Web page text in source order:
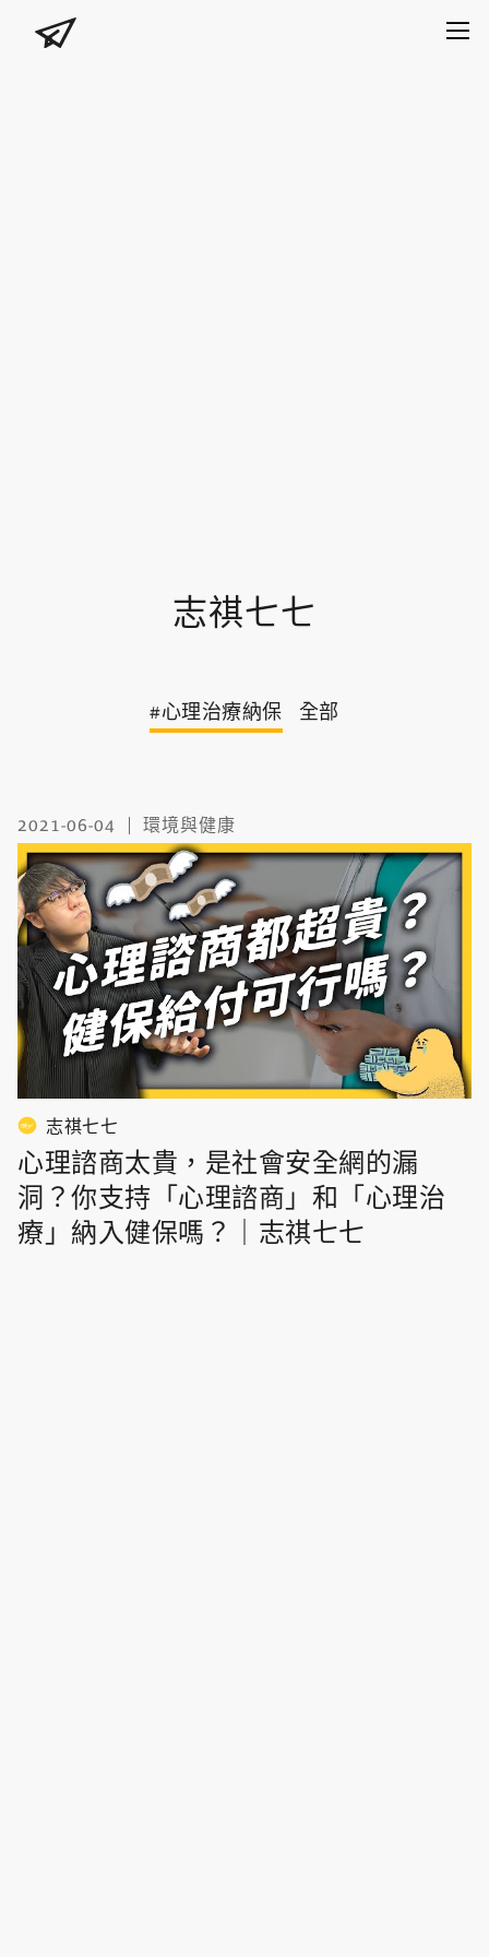
志祺七七
#心理治療納保 全部
2021-06-04 環境與健康
志祺七七
心理諮商太貴，是社會安全網的漏
洞？你支持「心理諮商」和「心理治
療」納入健保嗎？｜志祺七七